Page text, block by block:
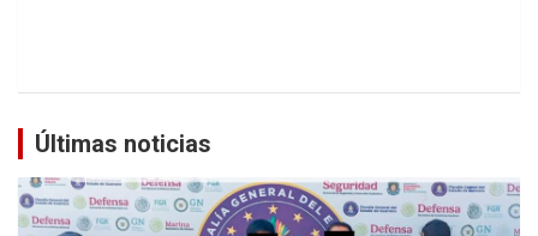
Últimas noticias